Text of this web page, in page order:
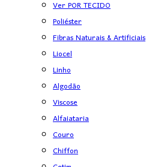
Ver POR TECIDO
Poliéster
Fibras Naturais & Artificiais
Liocel
Linho
Algodão
Viscose
Alfaiataria
Couro
Chiffon